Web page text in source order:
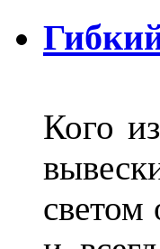
Кого
светом